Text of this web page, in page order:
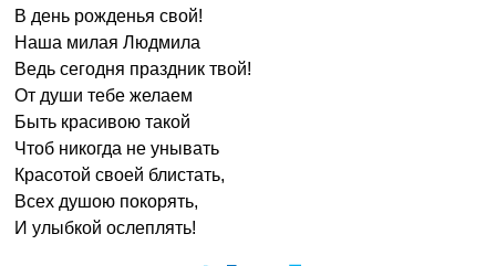
В день рожденья свой!
Наша милая Людмила
Ведь сегодня праздник твой!
От души тебе желаем
Быть красивою такой
Чтоб никогда не унывать
Красотой своей блистать,
Всех душою покорять,
И улыбкой ослеплять!